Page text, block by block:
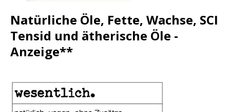
Natürliche Öle, Fette, Wachse, SCI
Tensid und ätherische Öle -
Anzeige**